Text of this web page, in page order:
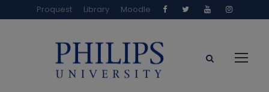
Proquest Library Moodle